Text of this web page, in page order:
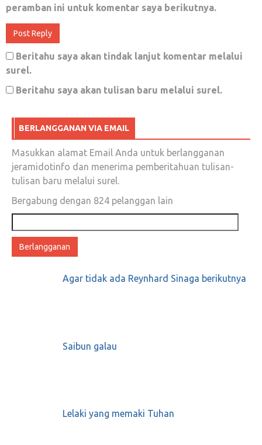
peramban ini untuk komentar saya berikutnya.
Beritahu saya akan tindak lanjut komentar melalui
surel.
Beritahu saya akan tulisan baru melalui surel.
BERLANGGANAN VIA EMAIL
Masukkan alamat Email Anda untuk berlangganan
jeramidotinfo dan menerima pemberitahuan tulisan-
tulisan baru melalui surel.
Bergabung dengan 824 pelanggan lain
email
Agar tidak ada Reynhard Sinaga berikutnya
Saibun galau
Lelaki yang memaki Tuhan